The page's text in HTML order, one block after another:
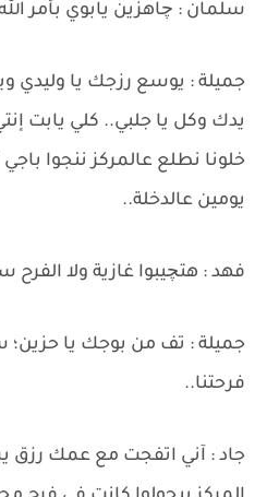
سلمان : چاهزين يابوي بأمر
جميلة : يوسع رزجك يا وليدي
يدك وكل يا جلبي.. كلي يابت
خلونا نطلع عالمركز ننجوا
يومين عالدخلة..
فهد : هتچيبوا غازية ولا الفرح
جميلة : تف من بوجك يا حزين؛
فرحتنا..
جاد : آني اتفجت مع عمك رزق